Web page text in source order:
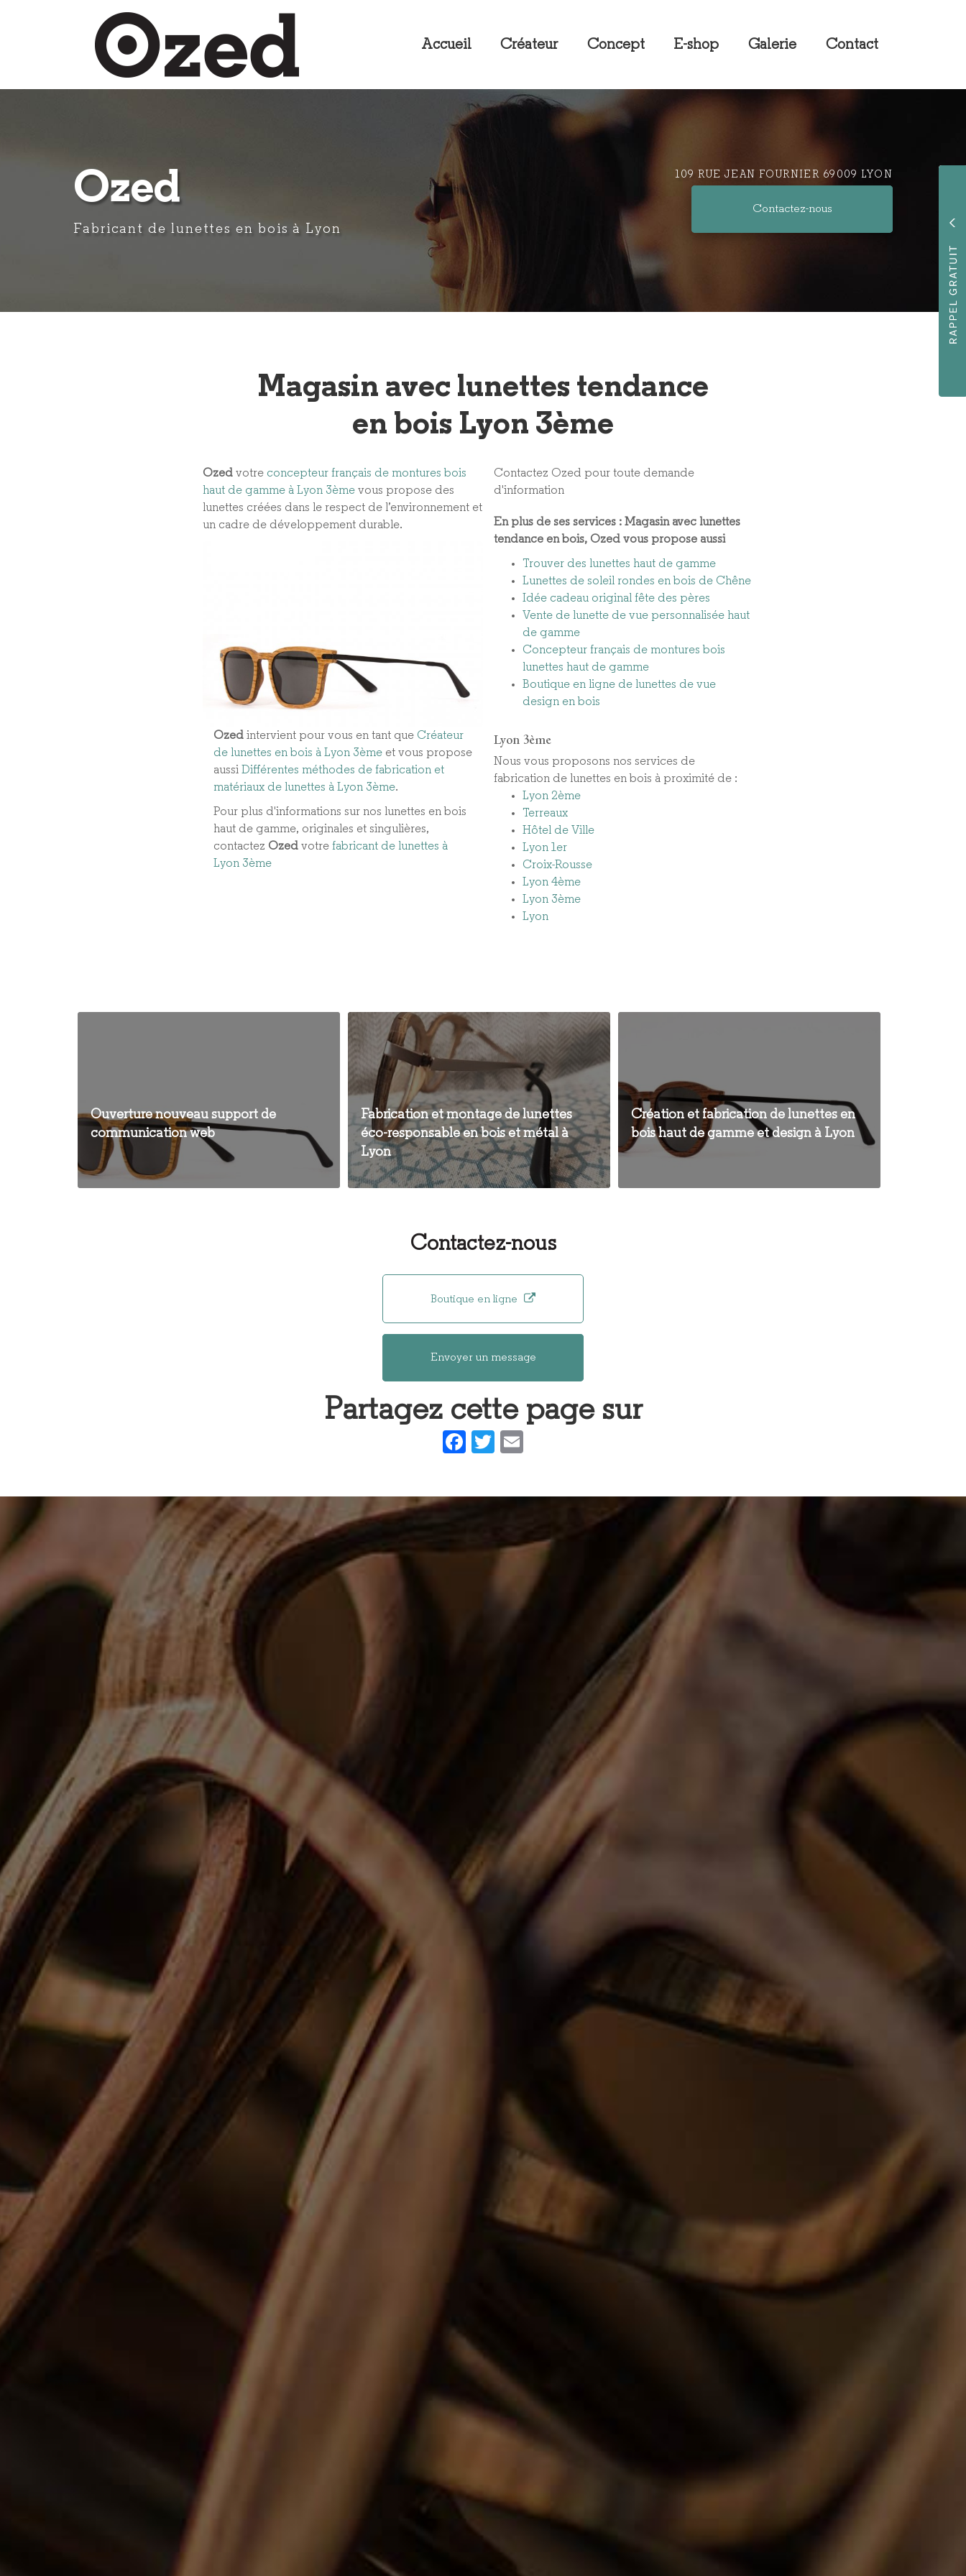
Accueil Créateur Concept E-shop Galerie Contact
Ozed
Fabricant de lunettes en bois à Lyon
109 RUE JEAN FOURNIER 69009 LYON
Contactez-nous
Magasin avec lunettes tendance
en bois Lyon 3ème
Ozed votre concepteur français de montures bois
haut de gamme à Lyon 3ème vous propose des
lunettes créées dans le respect de l’environnement et
un cadre de développement durable.
Ozed intervient pour vous en tant que Créateur
de lunettes en bois à Lyon 3ème et vous propose
aussi Différentes méthodes de fabrication et
matériaux de lunettes à Lyon 3ème​.
Pour plus d'informations sur nos lunettes en bois
haut de gamme, originales et singulières,
contactez Ozed votre fabricant de lunettes à
Lyon 3ème
Contactez Ozed pour toute demande
d'information
En plus de ses services : Magasin avec lunettes
tendance en bois, Ozed vous propose aussi
Trouver des lunettes haut de gamme
Lunettes de soleil rondes en bois de Chêne
Idée cadeau original fête des pères
Vente de lunette de vue personnalisée haut
de gamme
Concepteur français de montures bois
lunettes haut de gamme
Boutique en ligne de lunettes de vue
design en bois
Lyon 3ème
Nous vous proposons nos services de
fabrication de lunettes en bois à proximité de :
Lyon 2ème
Terreaux
Hôtel de Ville
Lyon 1er
Croix-Rousse
Lyon 4ème
Lyon 3ème
Lyon
Ouverture nouveau support de
communication web
Fabrication et montage de lunettes
éco-responsable en bois et métal à
Lyon
Création et fabrication de lunettes en
bois haut de gamme et design à Lyon
Contactez-nous
Boutique en ligne
Envoyer un message
Partagez cette page sur
Facebook
Twitter